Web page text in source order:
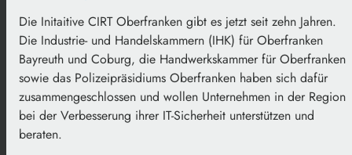
Die Initaitive CIRT Oberfranken gibt es jetzt seit zehn Jahren.
Die Industrie- und Handelskammern (IHK) für Oberfranken
Bayreuth und Coburg, die Handwerkskammer für Oberfranken
sowie das Polizeipräsidiums Oberfranken haben sich dafür
zusammengeschlossen und wollen Unternehmen in der Region
bei der Verbesserung ihrer IT-Sicherheit unterstützen und
beraten.